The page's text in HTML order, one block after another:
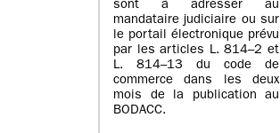
sont à adresser au
mandataire judiciaire ou sur
le portail électronique prévu
par les articles L. 814–2 et
L. 814–13 du code de
commerce dans les deux
mois de la publication au
BODACC.